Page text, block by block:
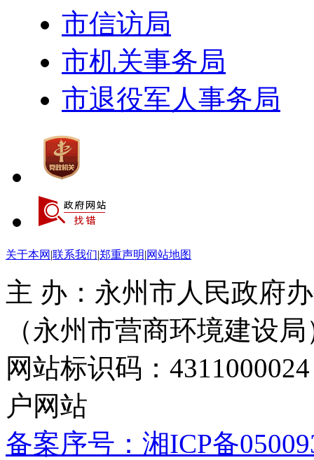
市信访局
市机关事务局
市退役军人事务局
关于本网 |联系我们|郑重声明|网站地图
主 办：永州市人民政府
（永州市营商环境建设局
网站标识码：
户网站
备案序号：湘ICP备